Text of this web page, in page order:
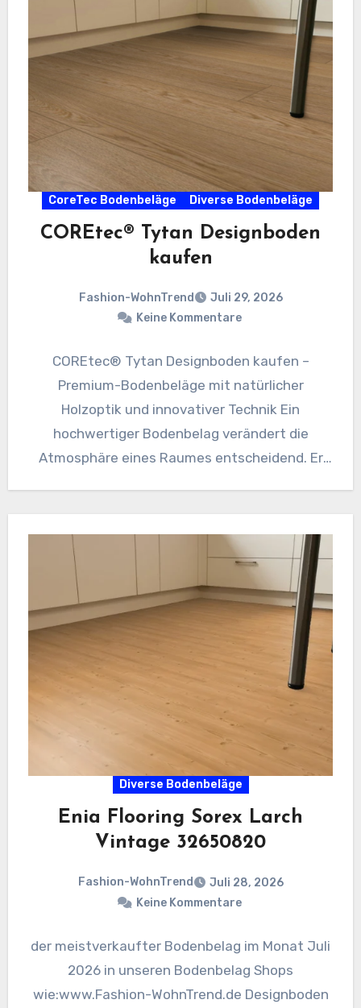
CoreTec Bodenbeläge Diverse Bodenbeläge
COREtec® Tytan Designboden
kaufen
Fashion-WohnTrend
Juli 29, 2026
Keine Kommentare
COREtec® Tytan Designboden kaufen –
Premium-Bodenbeläge mit natürlicher
Holzoptik und innovativer Technik Ein
hochwertiger Bodenbelag verändert die
Atmosphäre eines Raumes entscheidend. Er
Diverse Bodenbeläge
Enia Flooring Sorex ​Larch
Vintage 32650820
Fashion-WohnTrend
Juli 28, 2026
Keine Kommentare
der meistverkaufter Bodenbelag im Monat Juli
2026 in unseren Bodenbelag Shops
wie:www.Fashion-WohnTrend.de Designboden